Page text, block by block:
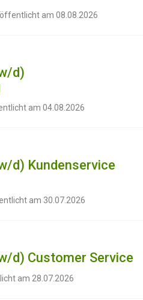
am 08.08.2026
d)
am 04.08.2026
d) Kundenservice
am 30.07.2026
d) Customer Service
am 28.07.2026